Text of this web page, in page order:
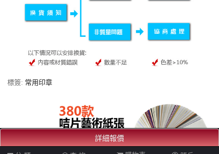
標簽: 常用印章
詳細報價